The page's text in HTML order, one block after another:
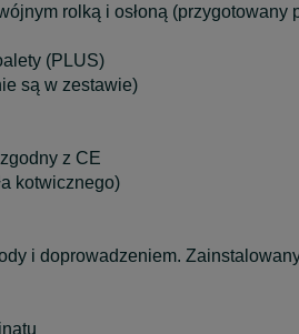
rolką i osłoną (przygotowany
(PLUS)
są w zestawie)
z CE
kotwicznego)
i doprowadzeniem.